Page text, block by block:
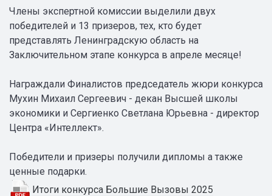
Члены экспертной комиссии выделили двух
победителей и 13 призеров, тех, кто будет
представлять Ленинградскую область на
Заключительном этапе конкурса в апреле месяце!
Награждали Финалистов председатель жюри конкурса
Мухин Михаил Сергеевич - декан Высшей школы
экономики и Сергиенко Светлана Юрьевна - директор
Центра «Интеллект».
Победители и призеры получили дипломы а также
ценные подарки.
Итоги конкурса Большие Вызовы 2025